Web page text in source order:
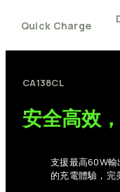
Quick Charge
CA138CL
安全高效
支援最高60W
的充電體驗，完